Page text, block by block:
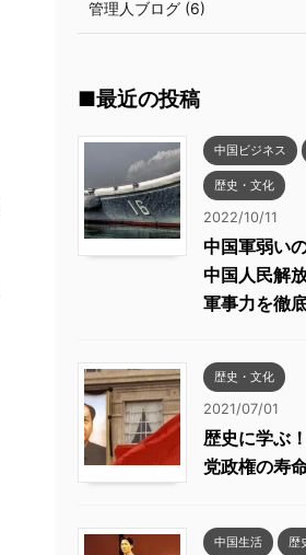
管理人ブログ (6)
■最近の投稿
中国ビジネス
歴史・文化
2022/10/11
中国軍弱い
中国人民解
軍事力を徹
歴史・文化
2021/07/01
歴史に学ぶ
党政権の寿
中国生活 歴